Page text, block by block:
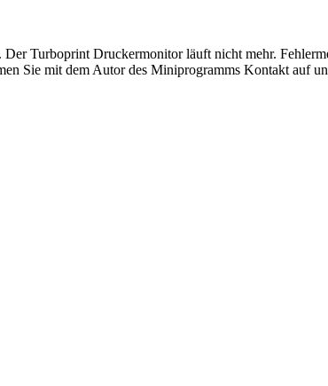
Turboprint Druckermonitor läuft nicht mehr.
Sie mit dem Autor des Miniprogramms Kontakt auf